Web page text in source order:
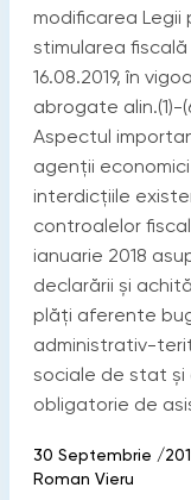
modificarea Legii
stimularea fiscală
16.08.2019, în
abrogate alin.(1)-
Aspectul
agenții
interdicțiile
controalelor
ianuarie 2018
declarării şi
plăţi aferente
administrativ-
sociale de stat și
obligatorie de
30 Septembrie /
Roman Vieru